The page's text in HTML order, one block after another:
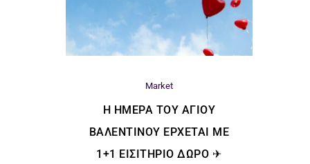
Market
H ΗΜΈΡΑ ΤΟΥ ΑΓΊΟΥ
ΒΑΛΕΝΤΊΝΟΥ ΈΡΧΕΤΑΙ ΜΕ
1+1 ΕΙΣΙΤΉΡΙΟ ΔΏΡΟ ✈